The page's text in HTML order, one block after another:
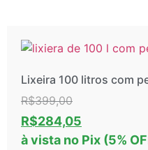
Lixeira 100 litros com
R$399,00
R$284,05
à vista no Pix (5%